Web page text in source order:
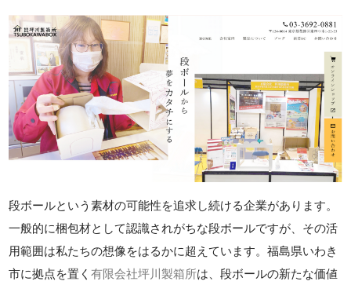
段ボールという素材の可能性を追求し続ける企業があります。
一般的に梱包材として認識されがちな段ボールですが、その活
用範囲は私たちの想像をはるかに超えています。福島県いわき
市に拠点を置く有限会社坪川製箱所は、段ボールの新たな価値